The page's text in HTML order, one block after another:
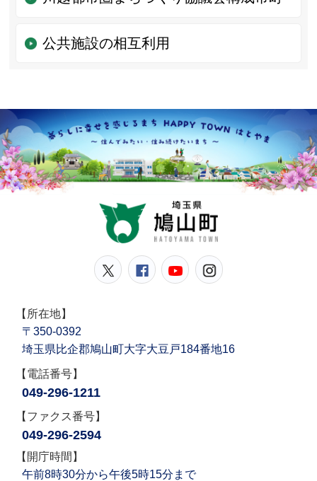
公共施設の相互利用
鳩山町公式Twitter
鳩山町公式Facebook
鳩山町公式
【所在地】
〒350-0392
埼玉県比企郡鳩山町大字大豆戸184番地16
【電話番号】
049-296-1211
【ファクス番号】
049-296-2594
【開庁時間】
午前8時30分から午後5時15分まで